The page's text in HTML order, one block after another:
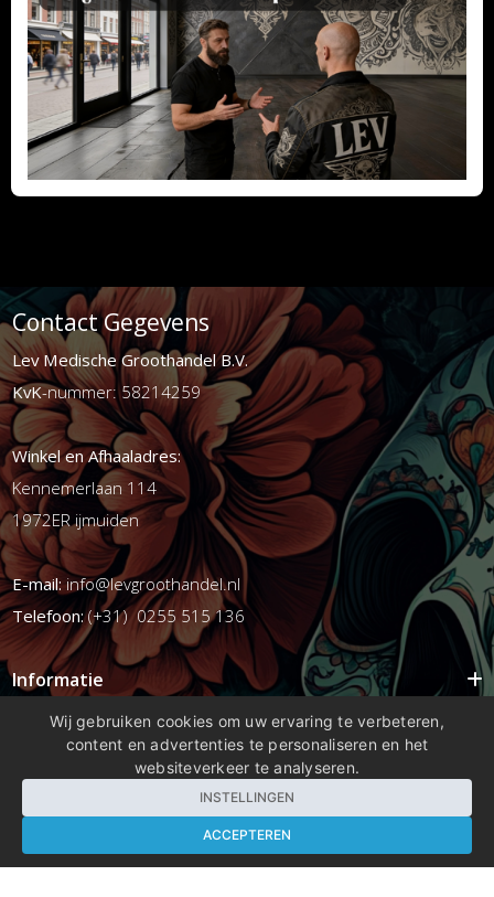
Contact Gegevens
Lev Medische Groothandel B.V.
KvK-nummer: 58214259
Winkel en Afhaaladres:
Kennemerlaan 114
1972ER ijmuiden
E-mail:info@levgroothandel.nl
Telefoon:(+31) 0255 515 136
Informatie
Mijn account
Wij gebruiken cookies om uw ervaring te verbeteren,
content en advertenties te personaliseren en het
websiteverkeer te analyseren.
INSTELLINGEN
ACCEPTEREN